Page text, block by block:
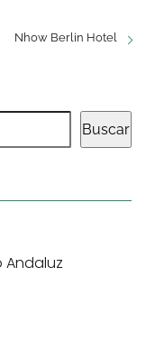
Nhow Berlin Hotel
Buscar
Andaluz